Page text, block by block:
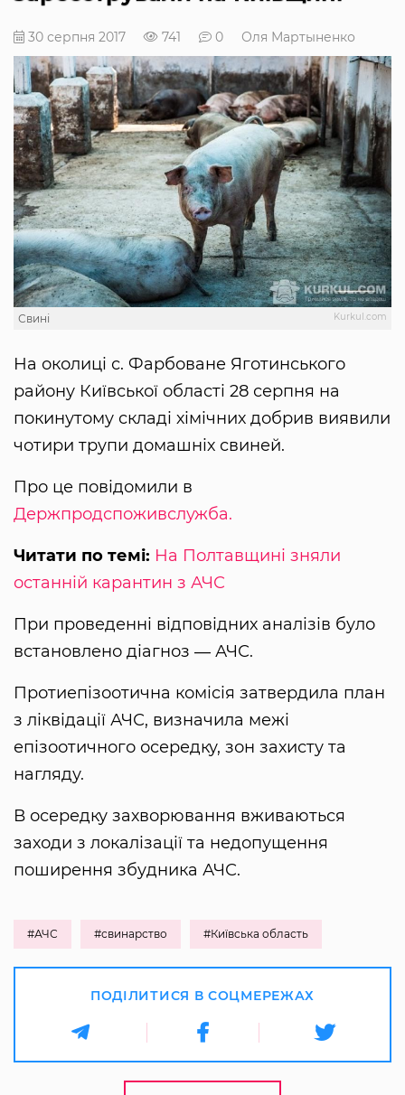
30 серпня 2017 741 0 Оля Мартыненко
Kurkul.com
Свині
На околиці с. Фарбоване Яготинського
району Київської області 28 серпня на
покинутому складі хімічних добрив виявили
чотири трупи домашніх свиней.
Про це повідомили в
Держпродспоживслужба.
Читати по темі: На Полтавщині зняли
останній карантин з АЧС
При проведенні відповідних аналізів було
встановлено діагноз ― АЧС.
Протиепізоотична комісія затвердила план
з ліквідації АЧС, визначила межі
епізоотичного осередку, зон захисту та
нагляду.
В осередку захворювання вживаються
заходи з локалізації та недопущення
поширення збудника АЧС.
#АЧС #свинарство #Київська область
ПОДІЛИТИСЯ В СОЦМЕРЕЖАХ